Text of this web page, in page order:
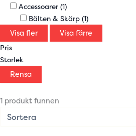
Accessoarer (1)
Bälten & Skärp (1)
Visa fler Visa färre
Pris
Storlek
Rensa
1 produkt funnen